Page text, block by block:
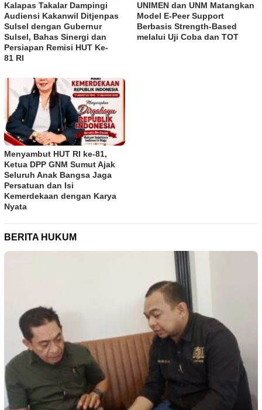
Kalapas Takalar Dampingi
Audiensi Kakanwil Ditjenpas
Sulsel dengan Gubernur
Sulsel, Bahas Sinergi dan
Persiapan Remisi HUT Ke-
81 RI
UNIMEN dan UNM Matangkan
Model E-Peer Support
Berbasis Strength-Based
melalui Uji Coba dan TOT
Menyambut HUT RI ke-81,
Ketua DPP GNM Sumut Ajak
Seluruh Anak Bangsa Jaga
Persatuan dan Isi
Kemerdekaan dengan Karya
Nyata
BERITA HUKUM